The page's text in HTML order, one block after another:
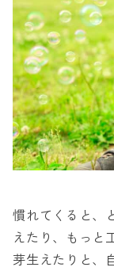
慣れてくると、
えたり、もっと
芽生えたりと、